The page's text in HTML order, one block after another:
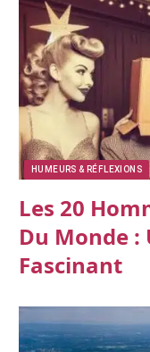
HUMEURS & RÉFLEXIONS
Les 20
Du Monde :
Fascinant